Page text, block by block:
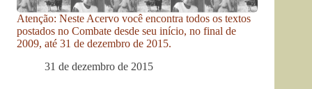
Atenção: Neste Acervo você encontra todos os textos
postados no Combate desde seu início, no final de
2009, até 31 de dezembro de 2015.
31 de dezembro de 2015